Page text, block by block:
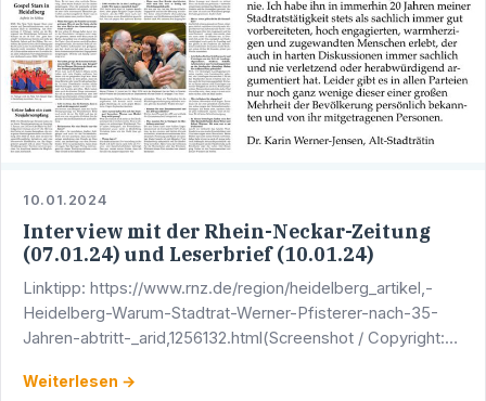
10.01.2024
Interview mit der Rhein-Neckar-Zeitung
(07.01.24) und Leserbrief (10.01.24)
Linktipp: https://www.rnz.de/region/heidelberg_artikel,-
Heidelberg-Warum-Stadtrat-Werner-Pfisterer-nach-35-
Jahren-abtritt-_arid,1256132.html(Screenshot / Copyright:
Weiterlesen →